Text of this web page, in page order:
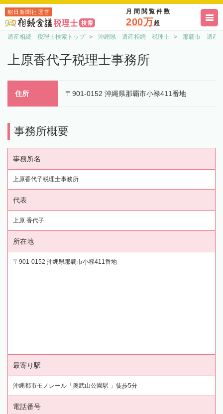
朝日新聞社運営 月間閲覧件数
200万超
遺産相続 税理士検索トップ 沖縄県 遺産相続 税理士 那覇市 遺産
上原香代子税理士事務所
住所 〒901-0152 沖縄県那覇市小禄411番地
事務所概要
事務所名
上原香代子税理士事務所
代表
上原 香代子
所在地
〒901-0152 沖縄県那覇市小禄411番地
最寄り駅
沖縄都市モノレール「奥武山公園駅 」徒歩5分
電話番号